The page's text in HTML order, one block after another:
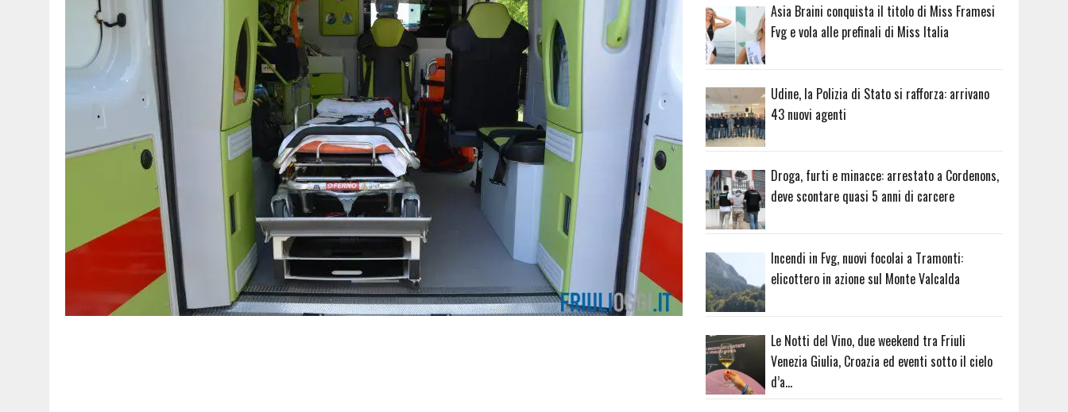
Asia Braini conquista il titolo di Miss Framesi
Fvg e vola alle prefinali di Miss Italia
Udine, la Polizia di Stato si rafforza: arrivano
43 nuovi agenti
Droga, furti e minacce: arrestato a Cordenons,
deve scontare quasi 5 anni di carcere
Incendi in Fvg, nuovi focolai a Tramonti:
elicottero in azione sul Monte Valcalda
Le Notti del Vino, due weekend tra Friuli
Venezia Giulia, Croazia ed eventi sotto il cielo
d’a…